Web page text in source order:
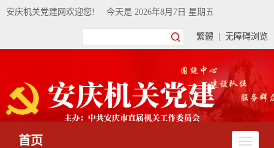
安庆机关党建网欢迎您! 今天是 2026年8月7日 星期五
繁體 无障碍浏览
首页